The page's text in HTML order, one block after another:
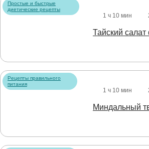
Простые и быстрые
диетические рецепты
1 ч 10 мин
Тайский салат
Рецепты правильного
питания
1 ч 10 мин
Миндальный